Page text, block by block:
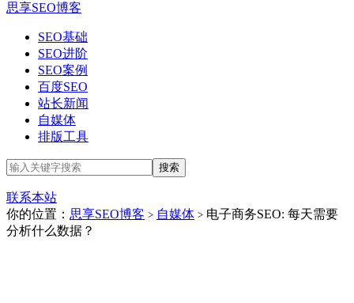
思享SEO博客
SEO基础
SEO进阶
SEO案例
百度SEO
站长新闻
自媒体
排版工具
联系本站
你的位置： 思享SEO博客 > 自媒体 > 电子商务SEO: 每天需要
分析什么数据？